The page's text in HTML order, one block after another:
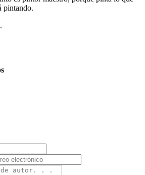
pintando.